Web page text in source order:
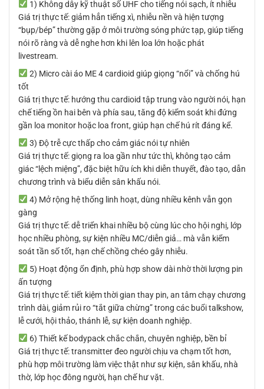
1) Không dây kỹ thuật số UHF cho tiếng nói sạch, ít nhiễu
Giá trị thực tế: giảm hẳn tiếng xì, nhiễu nền và hiện tượng
“bụp/bép” thường gặp ở môi trường sóng phức tạp, giúp tiếng
nói rõ ràng và dễ nghe hơn khi lên loa lớn hoặc phát
livestream.
2) Micro cài áo ME 4 cardioid giúp giọng “nổi” và chống hú
tốt
Giá trị thực tế: hướng thu cardioid tập trung vào người nói, hạn
chế tiếng ồn hai bên và phía sau, tăng độ kiểm soát khi đứng
gần loa monitor hoặc loa front, giúp hạn chế hú rít đáng kể.
3) Độ trễ cực thấp cho cảm giác nói tự nhiên
Giá trị thực tế: giọng ra loa gần như tức thì, không tạo cảm
giác “lệch miệng”, đặc biệt hữu ích khi diễn thuyết, đào tạo, dẫn
chương trình và biểu diễn sân khấu nói.
4) Mở rộng hệ thống linh hoạt, dùng nhiều kênh vẫn gọn
gàng
Giá trị thực tế: dễ triển khai nhiều bộ cùng lúc cho hội nghị, lớp
học nhiều phòng, sự kiện nhiều MC/diễn giả… mà vẫn kiểm
soát tần số tốt, hạn chế chồng chéo gây nhiễu.
5) Hoạt động ổn định, phù hợp show dài nhờ thời lượng pin
ấn tượng
Giá trị thực tế: tiết kiệm thời gian thay pin, an tâm chạy chương
trình dài, giảm rủi ro “tắt giữa chừng” trong các buổi talkshow,
lễ cưới, hội thảo, thánh lễ, sự kiện doanh nghiệp.
6) Thiết kế bodypack chắc chắn, chuyên nghiệp, bền bỉ
Giá trị thực tế: transmitter đeo người chịu va chạm tốt hơn,
phù hợp môi trường làm việc thật như sự kiện, sân khấu, nhà
thờ, lớp học đông người, hạn chế hư vặt.